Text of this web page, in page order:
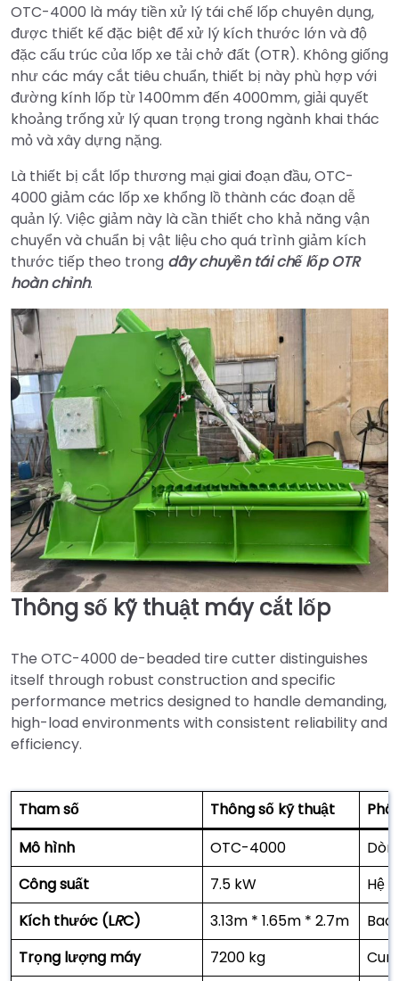
OTC-4000 là máy tiền xử lý tái chế lốp chuyên dụng,
được thiết kế đặc biệt để xử lý kích thước lớn và độ
đặc cấu trúc của lốp xe tải chở đất (OTR). Không giống
như các máy cắt tiêu chuẩn, thiết bị này phù hợp với
đường kính lốp từ 1400mm đến 4000mm, giải quyết
khoảng trống xử lý quan trọng trong ngành khai thác
mỏ và xây dựng nặng.
Là thiết bị cắt lốp thương mại giai đoạn đầu, OTC-
4000 giảm các lốp xe khổng lồ thành các đoạn dễ
quản lý. Việc giảm này là cần thiết cho khả năng vận
chuyển và chuẩn bị vật liệu cho quá trình giảm kích
thước tiếp theo trong dây chuyền tái chế lốp OTR
hoàn chỉnh.
Thông số kỹ thuật máy cắt lốp
The OTC-4000 de-beaded tire cutter distinguishes
itself through robust construction and specific
performance metrics designed to handle demanding,
high-load environments with consistent reliability and
efficiency.
Tham số Thông số kỹ thuật
Mô hình
OTC-4000
Công suất
7.5 kW
Hệ
Kích thước (LRC) 3.13m * 1.65m * 2.7m
Trọng lượng máy
7200 kg